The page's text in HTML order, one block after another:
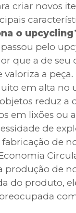
criar novos
o
pelo
que a de seu
valoriza a
em alta
reduz a
em lixões ou
de
de
produção de
do produto,